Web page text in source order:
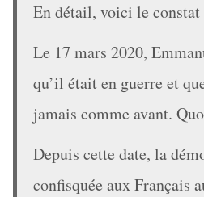
En détail, voici le constat
Le 17 mars 2020,
qu’il était en guerre et
jamais comme avant.
Depuis cette date, la
confisquée aux Français